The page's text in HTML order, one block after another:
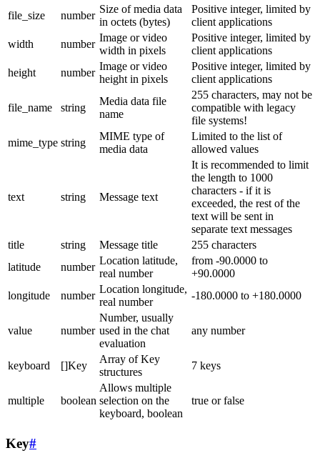
file_size
number
Size of media data
in octets (bytes)
Positive integer, limited by
client applications
width
number
Image or video
width in pixels
Positive integer, limited by
client applications
height
number
Image or video
height in pixels
Positive integer, limited by
client applications
file_name string
Media data file
name
255 characters, may not be
compatible with legacy
file systems!
mime_type string
MIME type of
media data
Limited to the list of
allowed values
text string Message text
It is recommended to limit
the length to 1000
characters - if it is
exceeded, the rest of the
text will be sent in
separate text messages
title
string Message title
255 characters
latitude
number
Location latitude,
real number
from -90.0000 to
+90.0000
longitude
number
Location longitude,
real number
-180.0000 to +180.0000
value number
Number, usually
used in the chat
evaluation
any number
keyboard []Key
Array of Key
structures
7 keys
multiple boolean
Allows multiple
selection on the
keyboard, boolean
true or false
Key#